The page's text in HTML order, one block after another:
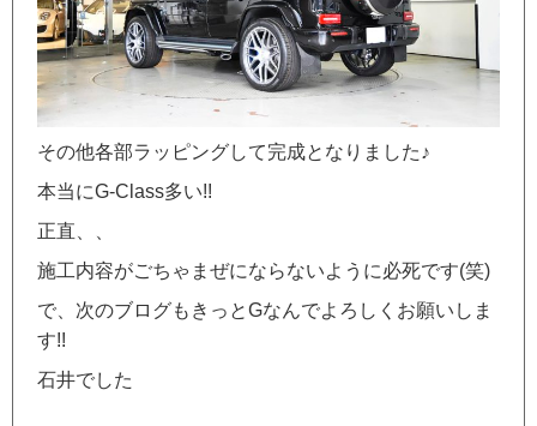
その他各部ラッピングして完成となりました♪
本当にG-Class多い!!
正直、、
施工内容がごちゃまぜにならないように必死です(笑)
で、次のブログもきっとGなんでよろしくお願いしま
す!!
石井でした